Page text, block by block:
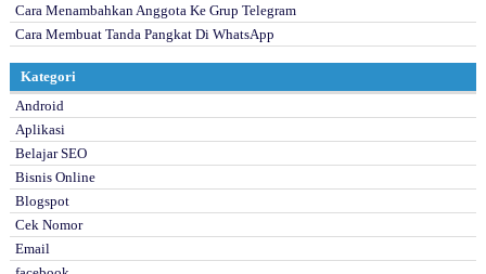
Cara Menambahkan Anggota Ke Grup Telegram
Cara Membuat Tanda Pangkat Di WhatsApp
Kategori
Android
Aplikasi
Belajar SEO
Bisnis Online
Blogspot
Cek Nomor
Email